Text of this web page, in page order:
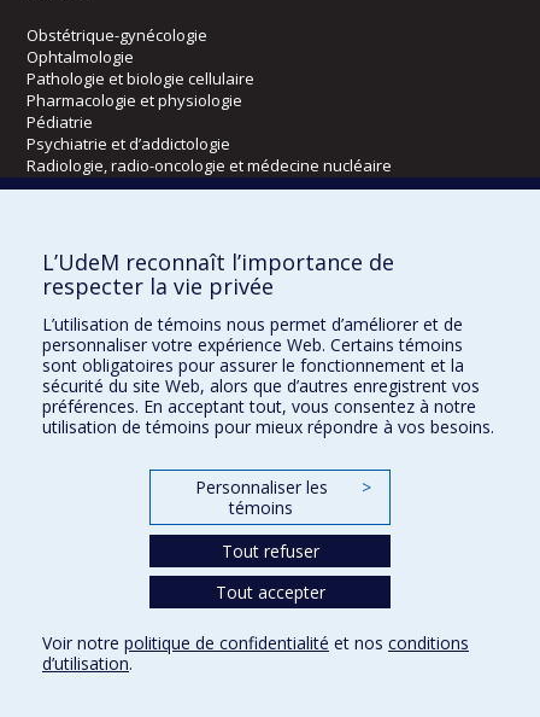
Obstétrique-gynécologie
Ophtalmologie
Pathologie et biologie cellulaire
Pharmacologie et physiologie
Pédiatrie
Psychiatrie et d’addictologie
Radiologie, radio-oncologie et médecine nucléaire
Kinésiologie et des sciences de l’activité physique
Orthophonie et audiologie
Réadaptation
Directions
DPC
CPASS
L’UdeM reconnaît l’importance de
respecter la vie privée
L’utilisation de témoins nous permet d’améliorer et de
personnaliser votre expérience Web. Certains témoins
sont obligatoires pour assurer le fonctionnement et la
sécurité du site Web, alors que d’autres enregistrent vos
préférences. En acceptant tout, vous consentez à notre
utilisation de témoins pour mieux répondre à vos besoins.
Personnaliser les
témoins
>
Tout refuser
Tout accepter
Voir notre politique de confidentialité et nos conditions
d’utilisation.